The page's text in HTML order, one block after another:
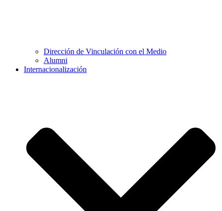
Dirección de Vinculación con el Medio
Alumni
Internacionalización